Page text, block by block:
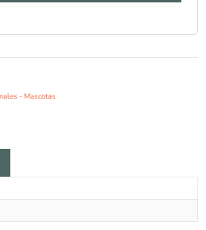
- Mascotas